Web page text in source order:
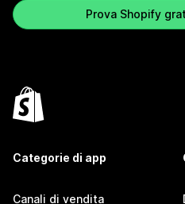
Prova Shopify
Categorie di app
Canali di vendita